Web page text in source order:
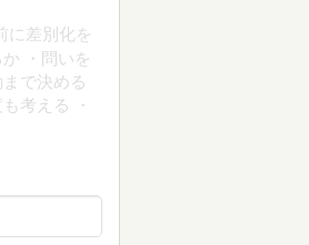
に差別化を
・問いを
で決める
考える ・